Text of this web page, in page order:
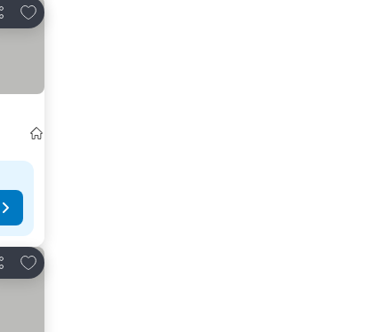
Agregar a favoritos
Agregar a favoritos